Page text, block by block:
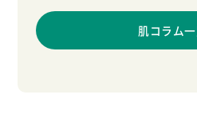
肌コラム